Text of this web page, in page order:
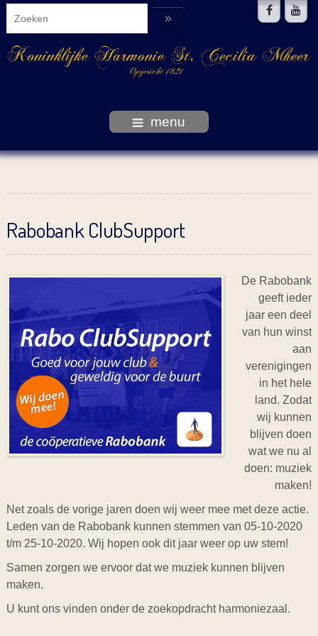
menu
Rabobank ClubSupport
De Rabobank
geeft ieder
jaar een deel
van hun winst
aan
verenigingen
in het hele
land. Zodat
wij kunnen
blijven doen
wat we nu al
doen: muziek
maken!
Net zoals de vorige jaren doen wij weer mee met deze actie.
Leden van de Rabobank kunnen stemmen van 05-10-2020
t/m 25-10-2020. Wij hopen ook dit jaar weer op uw stem!
Samen zorgen we ervoor dat we muziek kunnen blijven
maken.
U kunt ons vinden onder de zoekopdracht harmoniezaal.